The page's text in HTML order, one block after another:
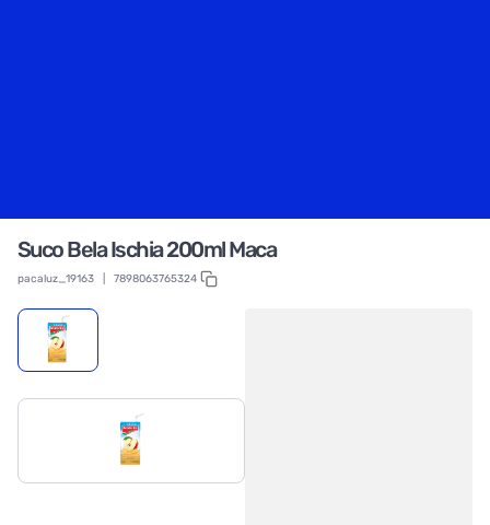
Suco Bela Ischia 200ml Maca
pacaluz_19163 7898063765324